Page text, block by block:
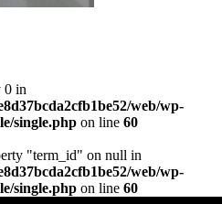
0 in
web/wp-
single.php on line 60
"term_id" on null in
web/wp-
single.php on line 60